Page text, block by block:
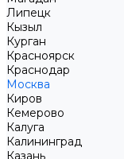
Липецк
Кызыл
Курган
Красноярск
Краснодар
Москва
Киров
Кемерово
Калуга
Калининград
Казань